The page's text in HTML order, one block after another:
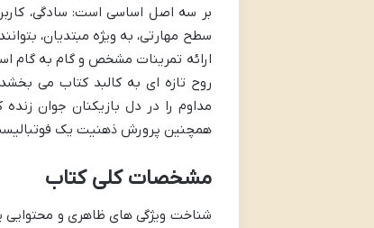
بر سه اصل اساسی است: سادگی،
سطح مهارتی، به ویژه مبتدیان،
ارائه تمرینات مشخص و گام به گام
روح تازه ای به کالبد کتاب می
مداوم را در دل بازیکنان جوان
همچنین پرورش ذهنیت یک
مشخصات کلی کتاب
شناخت ویژگی های ظاهری و محتوایی